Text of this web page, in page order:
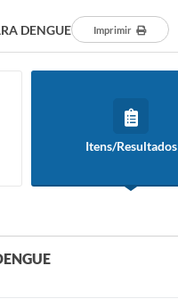
DENGUE Imprimir
Itens/Resultados